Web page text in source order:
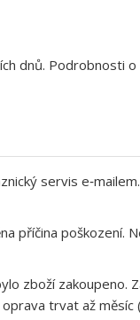
dnů. Podrobnosti
servis
příčina poškození.
zboží zakoupeno.
trvat až